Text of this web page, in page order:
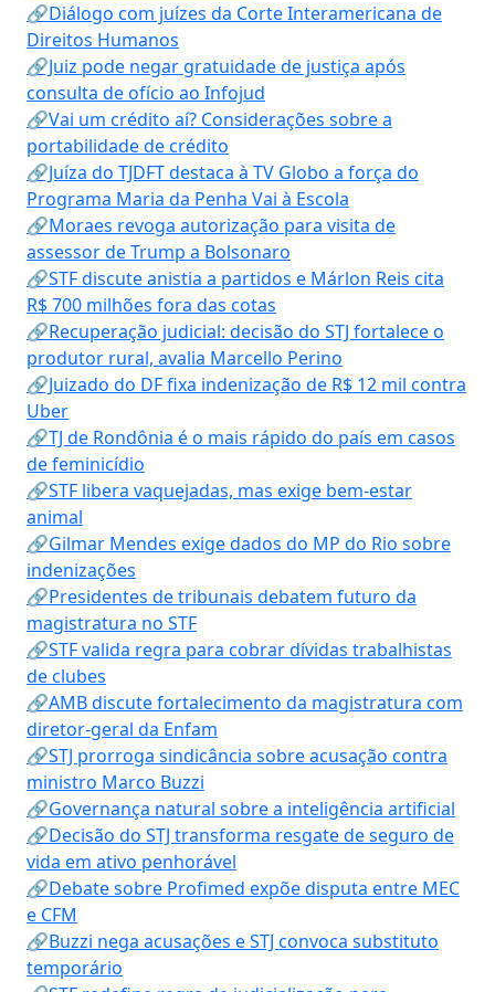
🔗Diálogo com juízes da Corte Interamericana de
Direitos Humanos
🔗Juiz pode negar gratuidade de justiça após
consulta de ofício ao Infojud
🔗Vai um crédito aí? Considerações sobre a
portabilidade de crédito
🔗Juíza do TJDFT destaca à TV Globo a força do
Programa Maria da Penha Vai à Escola
🔗Moraes revoga autorização para visita de
assessor de Trump a Bolsonaro
🔗STF discute anistia a partidos e Márlon Reis cita
R$ 700 milhões fora das cotas
🔗Recuperação judicial: decisão do STJ fortalece o
produtor rural, avalia Marcello Perino
🔗Juizado do DF fixa indenização de R$ 12 mil contra
Uber
🔗TJ de Rondônia é o mais rápido do país em casos
de feminicídio
🔗STF libera vaquejadas, mas exige bem-estar
animal
🔗Gilmar Mendes exige dados do MP do Rio sobre
indenizações
🔗Presidentes de tribunais debatem futuro da
magistratura no STF
🔗STF valida regra para cobrar dívidas trabalhistas
de clubes
🔗AMB discute fortalecimento da magistratura com
diretor-geral da Enfam
🔗STJ prorroga sindicância sobre acusação contra
ministro Marco Buzzi
🔗Governança natural sobre a inteligência artificial
🔗Decisão do STJ transforma resgate de seguro de
vida em ativo penhorável
🔗Debate sobre Profimed expõe disputa entre MEC
e CFM
🔗Buzzi nega acusações e STJ convoca substituto
temporário